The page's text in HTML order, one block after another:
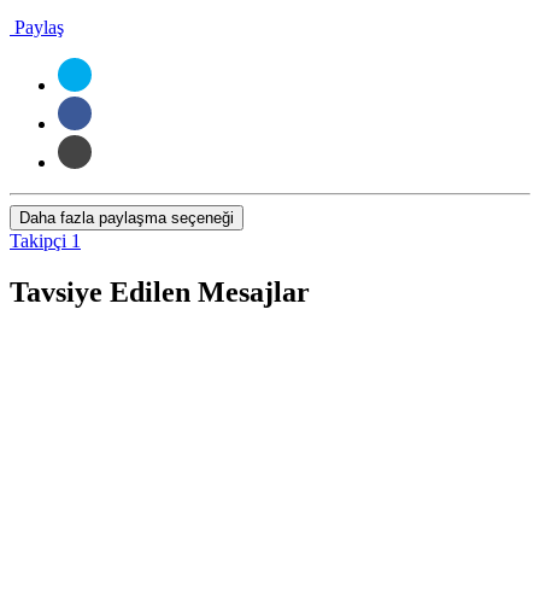
Paylaş
Daha fazla paylaşma seçeneği
Takipçi 1
Tavsiye Edilen Mesajlar